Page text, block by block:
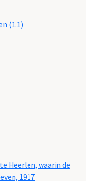
(1.1)
Heerlen, waarin de
1917